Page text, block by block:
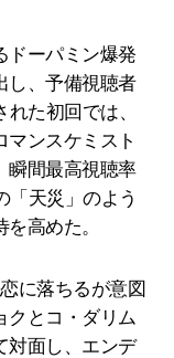
ドーパミン爆発
し、予備視聴者
た初回では、
マンスケミスト
瞬間最高視聴率
「天災」のよう
高めた。
に落ちるが意図
クとコ・ダリム
対面し、エンデ